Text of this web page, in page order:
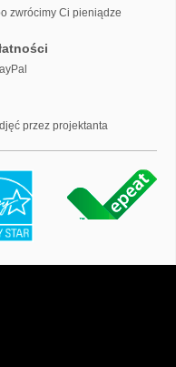
zwrócimy Ci pieniądze
przez projektanta